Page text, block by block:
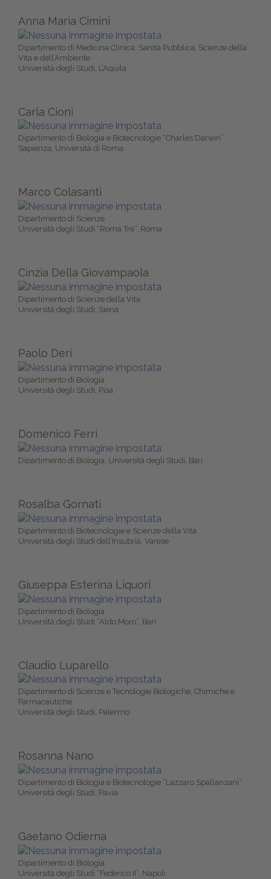
Anna Maria Cimini
Dipartimento di Medicina Clinica, Sanità Pubblica, Scienze della
Vita e dell’Ambiente
Università degli Studi, L’Aquila
Carla Cioni
Dipartimento di Biologia e Biotecnologie “Charles Darwin”
Sapienza, Università di Roma
Marco Colasanti
Dipartimento di Scienze
Università degli Studi “Roma Tre”, Roma
Cinzia Della Giovampaola
Dipartimento di Scienze della Vita
Università degli Studi, Siena
Paolo Deri
Dipartimento di Biologia
Università degli Studi, Pisa
Domenico Ferri
Dipartimento di Biologia, Università degli Studi, Bari
Rosalba Gornati
Dipartimento di Biotecnologie e Scienze della Vita
Università degli Studi dell’Insubria, Varese
Giuseppa Esterina Liquori
Dipartimento di Biologia
Università degli Studi “Aldo Moro”, Bari
Claudio Luparello
Dipartimento di Scienze e Tecnologie Biologiche, Chimiche e
Farmaceutiche
Università degli Studi, Palermo
Rosanna Nano
Dipartimento di Biologia e Biotecnologie “Lazzaro Spallanzani”
Università degli Studi, Pavia
Gaetano Odierna
Dipartimento di Biologia
Università degli Studi “Federico II”, Napoli